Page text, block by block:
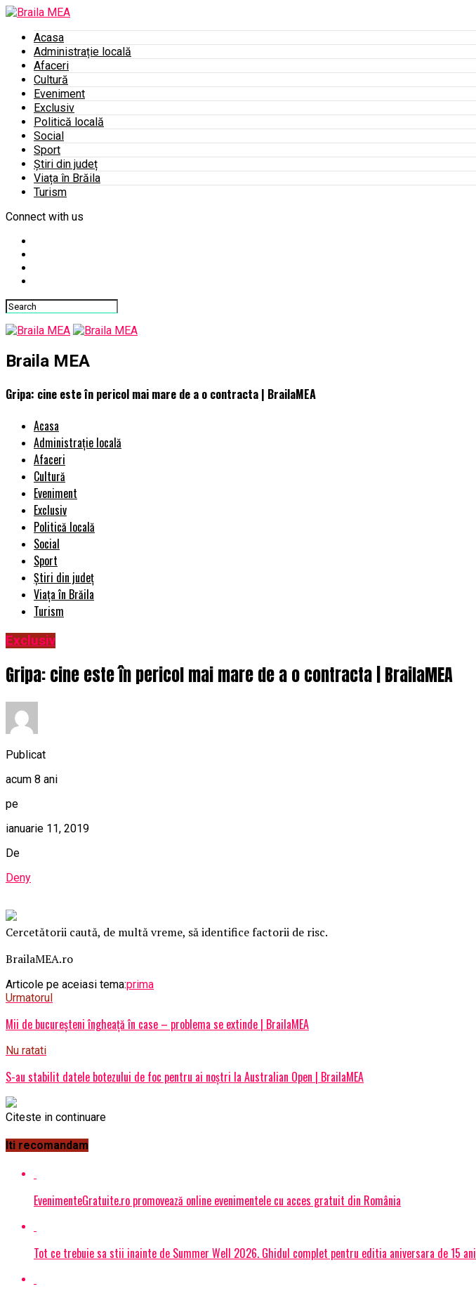
Acasa
Administrație locală
Afaceri
Cultură
Eveniment
Exclusiv
Politică locală
Social
Sport
Știri din județ
Viața în Brăila
Turism
Connect with us
Braila MEA
Gripa: cine este în pericol mai mare de a o contracta | BrailaMEA
Acasa
Administrație locală
Afaceri
Cultură
Eveniment
Exclusiv
Politică locală
Social
Sport
Știri din județ
Viața în Brăila
Turism
Exclusiv
Gripa: cine este în pericol mai mare de a o contracta | BrailaMEA
Publicat
acum 8 ani
pe
ianuarie 11, 2019
De
Deny
Cercetătorii caută, de multă vreme, să identifice factorii de risc.
BrailaMEA.ro
Articole pe aceiasi tema:prima
Urmatorul
Mii de bucureşteni îngheaţă în case – problema se extinde | BrailaMEA
Nu ratati
S-au stabilit datele botezului de foc pentru ai noștri la Australian Open | BrailaMEA
Citeste in continuare
Iti recomandam
EvenimenteGratuite.ro promovează online evenimentele cu acces gratuit din România
Tot ce trebuie sa stii inainte de Summer Well 2026. Ghidul complet pentru editia aniversara de 15 ani